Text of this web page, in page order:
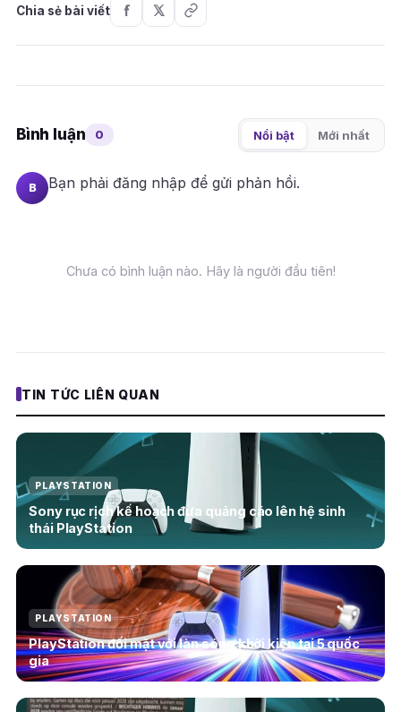
Chia sẻ bài viết
Bình luận 0 Nổi bật Mới nhất
B Bạn phải đăng nhập để gửi phản hồi.
Chưa có bình luận nào. Hãy là người đầu tiên!
TIN TỨC LIÊN QUAN
PLAYSTATION
Sony rục rịch kế hoạch đưa quảng cáo lên hệ sinh
thái PlayStation
PLAYSTATION
PlayStation đối mặt với làn sóng khởi kiện tại 5 quốc
gia